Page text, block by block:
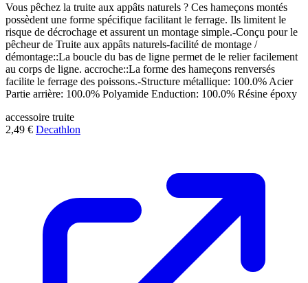
Vous pêchez la truite aux appâts naturels ? Ces hameçons montés
possèdent une forme spécifique facilitant le ferrage. Ils limitent le
risque de décrochage et assurent un montage simple.-Conçu pour le
pêcheur de Truite aux appâts naturels-facilité de montage /
démontage::La boucle du bas de ligne permet de le relier facilement
au corps de ligne. accroche::La forme des hameçons renversés
facilite le ferrage des poissons.-Structure métallique: 100.0% Acier
Partie arrière: 100.0% Polyamide Enduction: 100.0% Résine époxy
accessoire truite
2,49 € Decathlon